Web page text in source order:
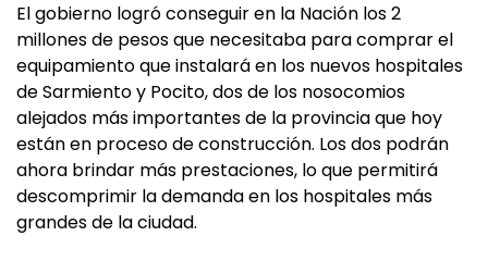
El gobierno logró conseguir en la Nación los 2
millones de pesos que necesitaba para comprar el
equipamiento que instalará en los nuevos hospitales
de Sarmiento y Pocito, dos de los nosocomios
alejados más importantes de la provincia que hoy
están en proceso de construcción. Los dos podrán
ahora brindar más prestaciones, lo que permitirá
descomprimir la demanda en los hospitales más
grandes de la ciudad.